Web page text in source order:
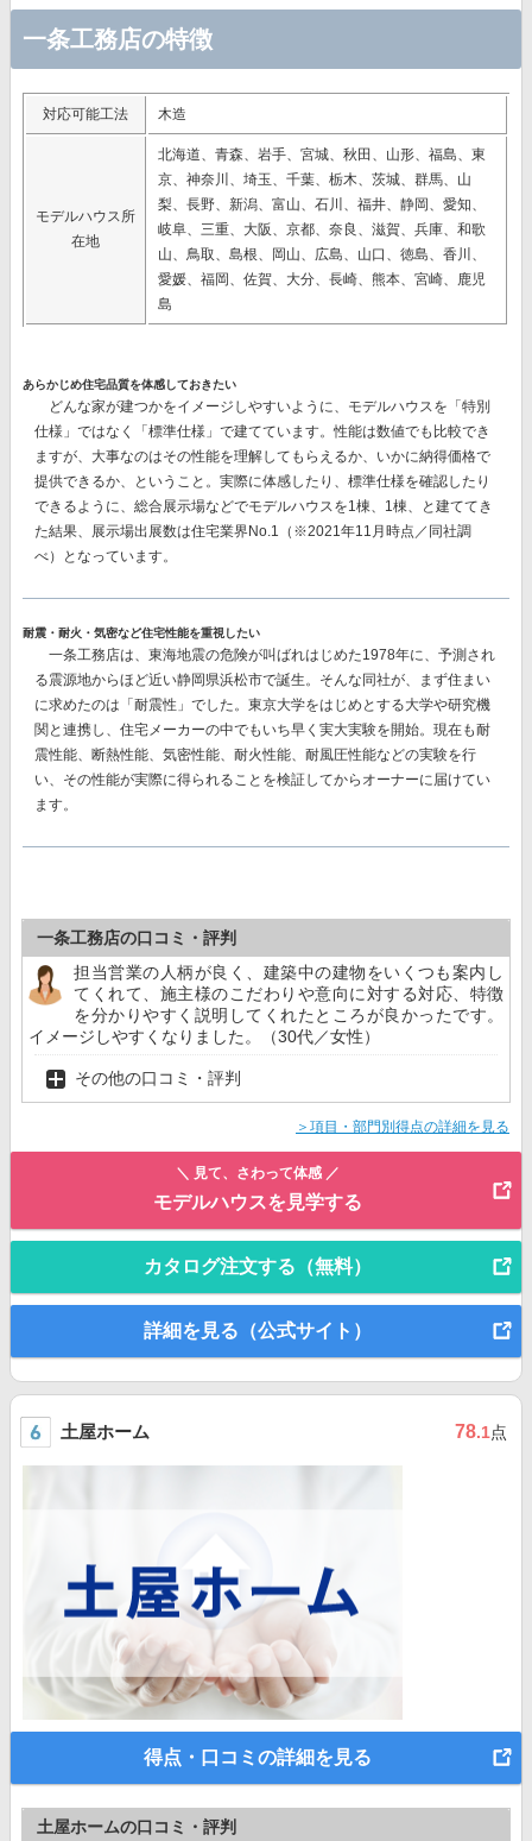
一条工務店の特徴
対応可能工法 木造
モデルハウス所
在地
北海道、青森、岩手、宮城、秋田、山形、福島、東
京、神奈川、埼玉、千葉、栃木、茨城、群馬、山
梨、長野、新潟、富山、石川、福井、静岡、愛知、
岐阜、三重、大阪、京都、奈良、滋賀、兵庫、和歌
山、鳥取、島根、岡山、広島、山口、徳島、香川、
愛媛、福岡、佐賀、大分、長崎、熊本、宮崎、鹿児
島
あらかじめ住宅品質を体感しておきたい
どんな家が建つかをイメージしやすいように、モデルハウスを「特別
仕様」ではなく「標準仕様」で建てています。性能は数値でも比較でき
ますが、大事なのはその性能を理解してもらえるか、いかに納得価格で
提供できるか、ということ。実際に体感したり、標準仕様を確認したり
できるように、総合展示場などでモデルハウスを1棟、1棟、と建ててき
た結果、 展示場出展数は住宅業界No.1 （※2021年11月時点／同社調
べ）となっています。
耐震・耐火・気密など住宅性能を重視したい
一条工務店は、東海地震の危険が叫ばれはじめた1978年に、予測され
る震源地からほど近い静岡県浜松市で誕生。そんな同社が、まず住まい
に求めたのは「耐震性」でした。東京大学をはじめとする大学や研究機
関と連携し、住宅メーカーの中でもいち早く実大実験を開始。現在も耐
震性能、断熱性能、気密性能、耐火性能、耐風圧性能などの実験を行
い、その性能が実際に得られることを検証してからオーナーに届けてい
ます。
一条工務店の口コミ・評判
担当営業の人柄が良く、建築中の建物をいくつも案内し
てくれて、施主様のこだわりや意向に対する対応、特徴
を分かりやすく説明してくれたところが良かったです。
イメージしやすくなりました。（30代／女性）
その他の口コミ・評判
＞項目・部門別得点の詳細を見る
＼ 見て、さわって体感 ／
モデルハウスを見学する
カタログ注文する（無料）
詳細を見る（公式サイト）
土屋ホーム 78.1点
得点・口コミの詳細を見る
土屋ホームの口コミ・評判